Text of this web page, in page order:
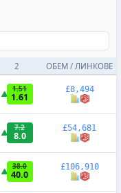
2 ОБЕМ / ЛИНКОВЕ
▲ 1.51
1.61
£8,494
▲ 7.2
8.0
£54,681
▲ 38.0
40.0
£106,910